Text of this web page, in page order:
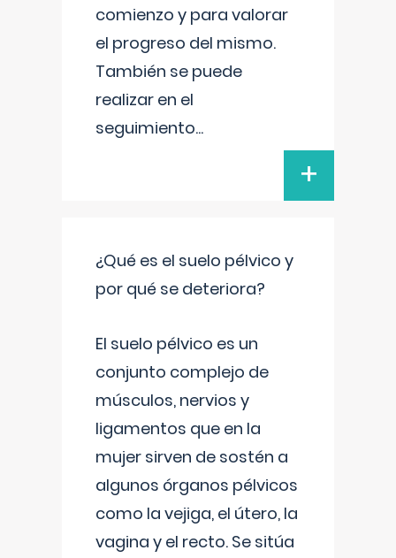
comienzo y para valorar
el progreso del mismo.
También se puede
realizar en el
seguimiento...
+
¿Qué es el suelo pélvico y
por qué se deteriora?
El suelo pélvico es un
conjunto complejo de
músculos, nervios y
ligamentos que en la
mujer sirven de sostén a
algunos órganos pélvicos
como la vejiga, el útero, la
vagina y el recto. Se sitúa